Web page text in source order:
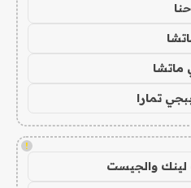
حنا
ماتشا
تمارا
!
لينك والجيست